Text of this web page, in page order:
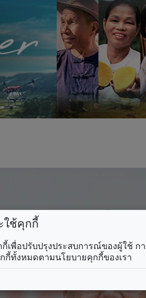
ใช้คุกกี้
กี้เพื่อปรับปรุงประสบการณ์ของผู้ใช้ ก
กี้ทั้งหมดตามนโยบายคุกกี้ของเรา